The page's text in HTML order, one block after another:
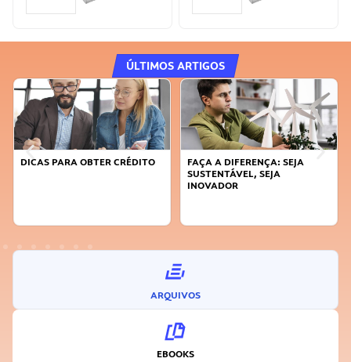
ÚLTIMOS ARTIGOS
DICAS PARA OBTER CRÉDITO
FAÇA A DIFERENÇA: SEJA
SUSTENTÁVEL, SEJA
INOVADOR
ARQUIVOS
EBOOKS